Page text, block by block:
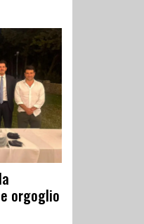
orgoglio